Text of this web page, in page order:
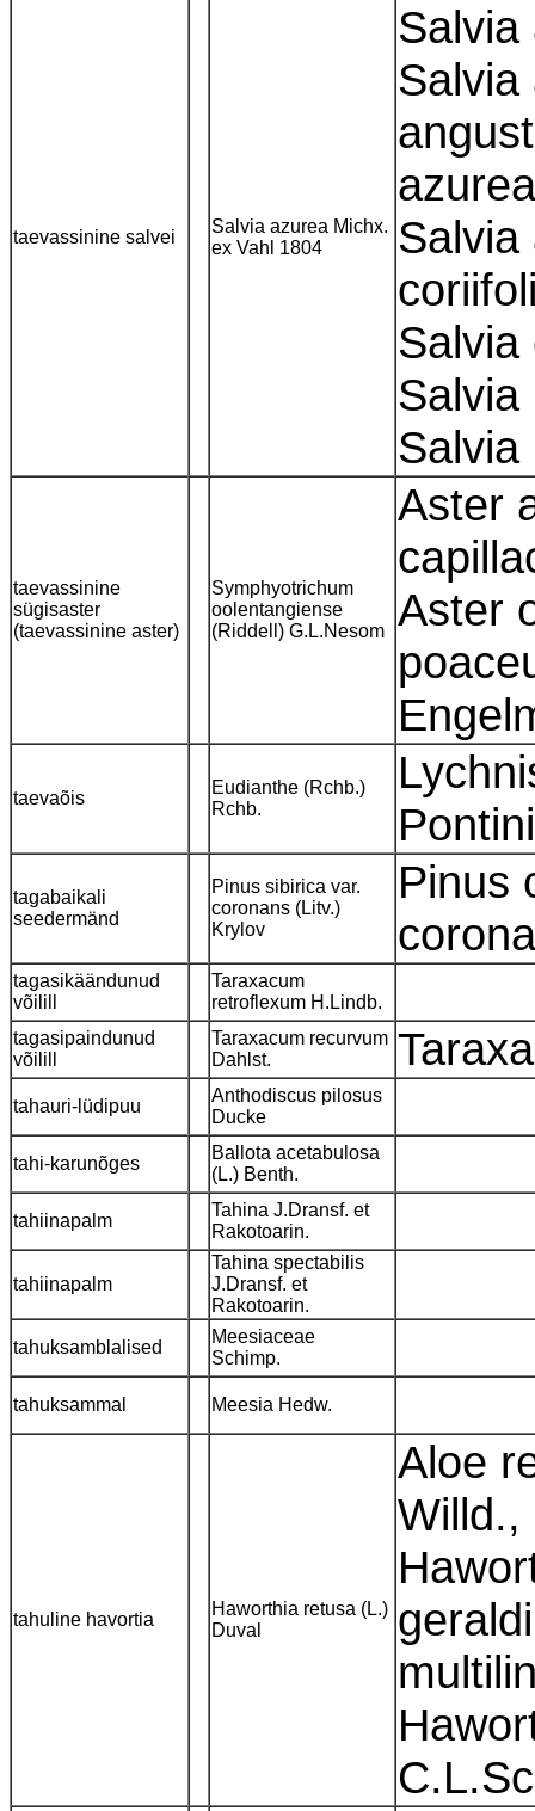
taevassinine salvei
Salvia azurea Michx.
ex Vahl 1804
Salvia
Salvia
Salvia
Salvia
Salvia
taevassinine
sügisaster
(taevassinine aster)
Symphyotrichum
oolentangiense
(Riddell) G.L.Nesom
Aster
Aster
taevaõis
Eudianthe (Rchb.)
Rchb.
tagabaikali
seedermänd
Pinus sibirica var.
coronans (Litv.)
Krylov
Pinus
tagasikäändunud
võilill
Taraxacum
retroflexum H.Lindb.
tagasipaindunud
võilill
Taraxacum recurvum
Dahlst.
tahauri-lüdipuu
Anthodiscus pilosus
Ducke
tahi-karunõges
Ballota acetabulosa
(L.) Benth.
tahiinapalm
Tahina J.Dransf. et
Rakotoarin.
tahiinapalm
Tahina spectabilis
J.Dransf. et
Rakotoarin.
tahuksamblalised
Meesiaceae
Schimp.
tahuksammal Meesia Hedw.
tahuline havortia
Haworthia retusa (L.)
Duval
Aloe
Willd.,